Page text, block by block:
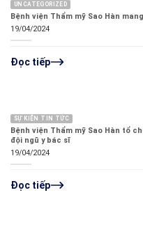
UNCATEGORIZED
Bệnh viện Thẩm mỹ Sao Hàn
19/04/2024
Đọc tiếp
SỰ KIỆN TIN TỨC
Bệnh viện Thẩm mỹ Sao Hàn tổ
đội ngũ y bác sĩ
19/04/2024
Đọc tiếp